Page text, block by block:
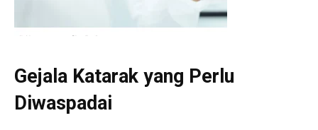
Gejala Katarak yang Perlu
Diwaspadai